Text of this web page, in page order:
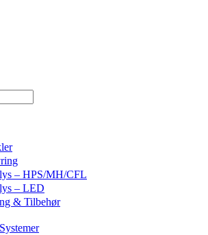
– HPS/MH/CFL
– LED
& Tilbehør